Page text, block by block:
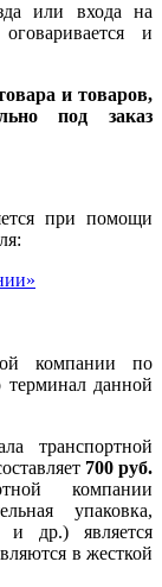
или входа на
и
и товаров,
под заказ
при помощи
компании по
данной
транспортной
700 руб.
компании
упаковка,
и др.) является
в жесткой